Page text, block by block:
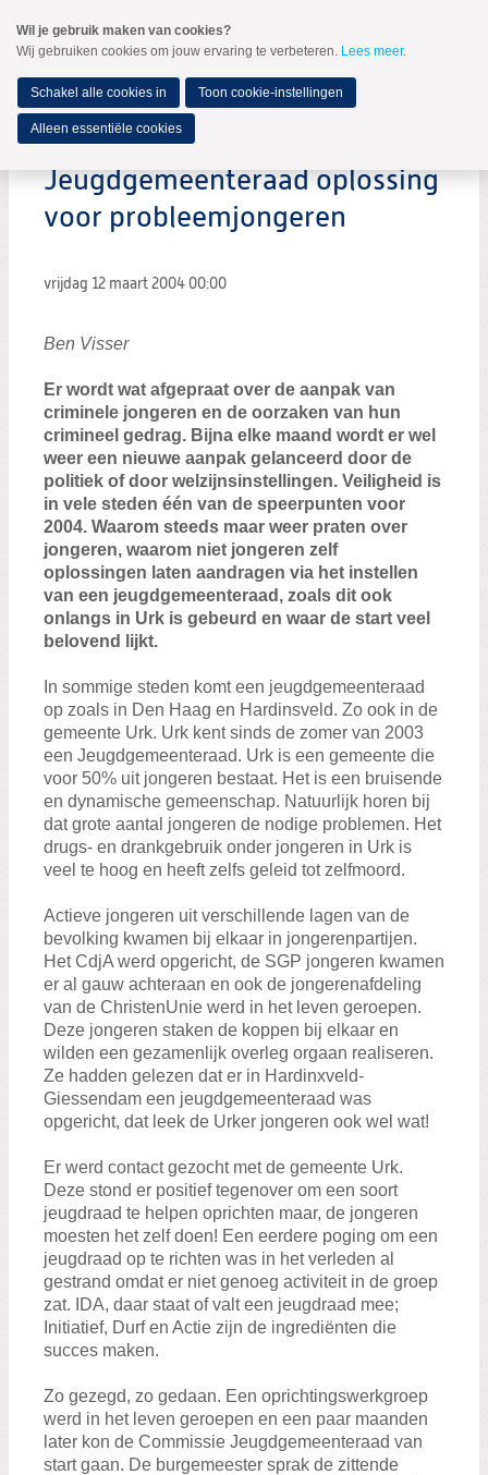
naar
Spring
de
inhoud
Spring
naar
hoofdmenu
MENU
Zoeken:
Zoeken
Jeugdgemeenteraad oplossing
voor probleemjongeren
vrijdag 12 maart 2004 00:00
Ben Visser
Er wordt wat afgepraat over de aanpak van
criminele jongeren en de oorzaken van hun
crimineel gedrag. Bijna elke maand wordt er wel
weer een nieuwe aanpak gelanceerd door de
politiek of door welzijnsinstellingen. Veiligheid is
in vele steden één van de speerpunten voor
2004. Waarom steeds maar weer praten over
jongeren, waarom niet jongeren zelf
oplossingen laten aandragen via het instellen
van een jeugdgemeenteraad, zoals dit ook
onlangs in Urk is gebeurd en waar de start veel
belovend lijkt.
In sommige steden komt een jeugdgemeenteraad
op zoals in Den Haag en Hardinsveld. Zo ook in de
gemeente Urk. Urk kent sinds de zomer van 2003
een Jeugdgemeenteraad. Urk is een gemeente die
voor 50% uit jongeren bestaat. Het is een bruisende
en dynamische gemeenschap. Natuurlijk horen bij
dat grote aantal jongeren de nodige problemen. Het
drugs- en drankgebruik onder jongeren in Urk is
veel te hoog en heeft zelfs geleid tot zelfmoord.
Actieve jongeren uit verschillende lagen van de
bevolking kwamen bij elkaar in jongerenpartijen.
Het CdjA werd opgericht, de SGP jongeren kwamen
er al gauw achteraan en ook de jongerenafdeling
van de ChristenUnie werd in het leven geroepen.
Deze jongeren staken de koppen bij elkaar en
wilden een gezamenlijk overleg orgaan realiseren.
Ze hadden gelezen dat er in Hardinxveld-
Giessendam een jeugdgemeenteraad was
opgericht, dat leek de Urker jongeren ook wel wat!
Er werd contact gezocht met de gemeente Urk.
Deze stond er positief tegenover om een soort
jeugdraad te helpen oprichten maar, de jongeren
moesten het zelf doen! Een eerdere poging om een
jeugdraad op te richten was in het verleden al
gestrand omdat er niet genoeg activiteit in de groep
zat. IDA, daar staat of valt een jeugdraad mee;
Initiatief, Durf en Actie zijn de ingrediënten die
succes maken.
Zo gezegd, zo gedaan. Een oprichtingswerkgroep
werd in het leven geroepen en een paar maanden
later kon de Commissie Jeugdgemeenteraad van
start gaan. De burgemeester sprak de zittende
Wil je gebruik maken van cookies?
Wij gebruiken cookies om jouw ervaring te verbeteren. Lees meer.
Schakel alle cookies in Toon cookie-instellingen
Alleen essentiële cookies